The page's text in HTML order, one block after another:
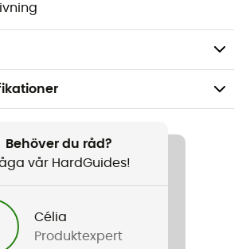
/ Löpning / Vandring
Behöver du råd?
vår HardGuides!
Célia
Produktexpert